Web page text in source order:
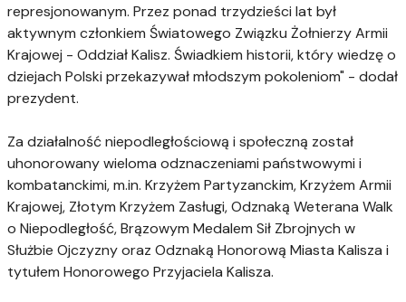
represjonowanym. Przez ponad trzydzieści lat był
aktywnym członkiem Światowego Związku Żołnierzy Armii
Krajowej - Oddział Kalisz. Świadkiem historii, który wiedzę o
dziejach Polski przekazywał młodszym pokoleniom" - dodał
prezydent.
Za działalność niepodległościową i społeczną został
uhonorowany wieloma odznaczeniami państwowymi i
kombatanckimi, m.in. Krzyżem Partyzanckim, Krzyżem Armii
Krajowej, Złotym Krzyżem Zasługi, Odznaką Weterana Walk
o Niepodległość, Brązowym Medalem Sił Zbrojnych w
Służbie Ojczyzny oraz Odznaką Honorową Miasta Kalisza i
tytułem Honorowego Przyjaciela Kalisza.